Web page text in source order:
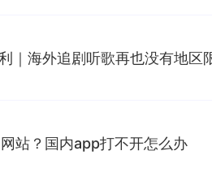
｜海外追剧听歌再也没有地
站？国内app打不开怎么办